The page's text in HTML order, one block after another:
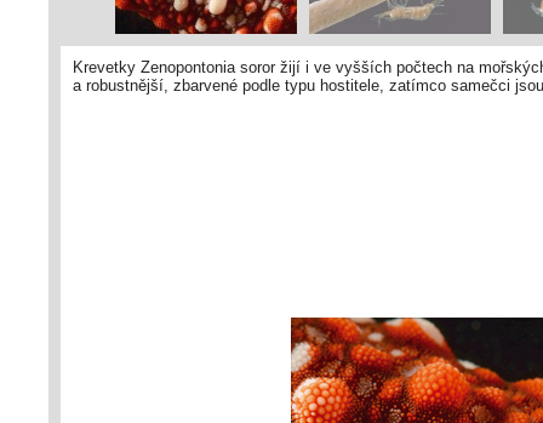
Krevetky Zenopontonia soror žijí i ve vyšších počtech na
a robustnější, zbarvené podle typu hostitele, zatímco samečci